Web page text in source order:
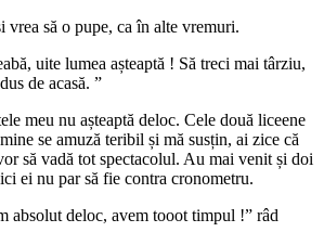
vrea să o pupe, ca în alte vremuri.
uite lumea așteaptă ! Să treci mai târziu,
de acasă. ”
meu nu așteaptă deloc. Cele două liceene
se amuză teribil și mă susțin, ai zice că
să vadă tot spectacolul. Au mai venit și doi
ei nu par să fie contra cronometru.
absolut deloc, avem tooot timpul !” râd